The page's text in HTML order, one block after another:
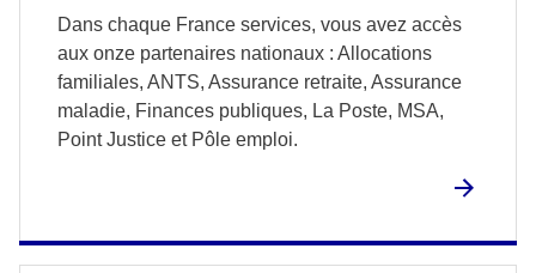
Dans chaque France services, vous avez accès
aux onze partenaires nationaux : Allocations
familiales, ANTS, Assurance retraite, Assurance
maladie, Finances publiques, La Poste, MSA,
Point Justice et Pôle emploi.